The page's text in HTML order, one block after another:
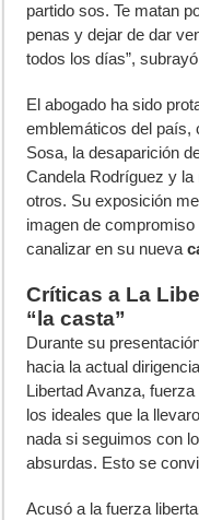
partido sos. Te matan
penas y dejar de dar
todos los días”,
El abogado ha sido
emblemáticos del país,
Sosa, la desaparición
Candela Rodríguez y
otros. Su exposición
imagen de
canalizar en su nueva
Críticas a La
“la casta”
Durante su
hacia la actual
Libertad Avanza,
los ideales que la
nada si seguimos con
absurdas. Esto se
Acusó a la fuerza